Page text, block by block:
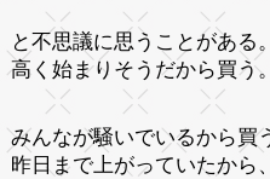
と不思議に思うことがある。
高く始まりそうだから買う。
みんなが騒いでいるから買
昨日まで上がっていたから、